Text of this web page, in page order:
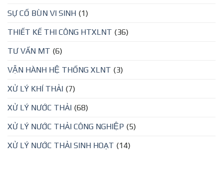
SỰ CỐ BÙN VI SINH (1)
THIẾT KẾ THI CÔNG HTXLNT (36)
TƯ VẤN MT (6)
VẬN HÀNH HỆ THỐNG XLNT (3)
XỬ LÝ KHÍ THẢI (7)
XỬ LÝ NƯỚC THẢI (68)
XỬ LÝ NƯỚC THẢI CÔNG NGHIỆP (5)
XỬ LÝ NƯỚC THẢI SINH HOẠT (14)